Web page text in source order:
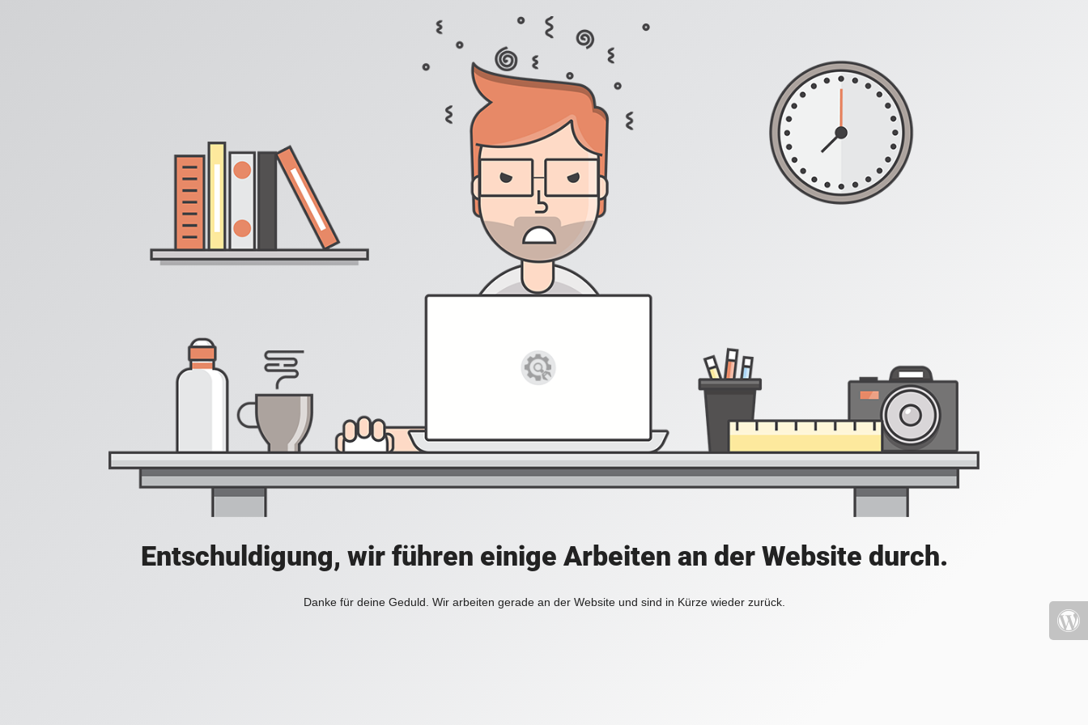
Entschuldigung, wir führen einige Arbeiten an der Website durch.
Danke für deine Geduld. Wir arbeiten gerade an der Website und sind in Kürze wieder zurück.